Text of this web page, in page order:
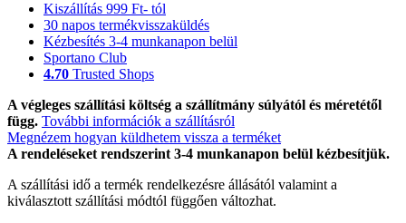
Kiszállítás 999 Ft- tól
30 napos termékvisszaküldés
Kézbesítés 3-4 munkanapon belül
Sportano Club
4.70 Trusted Shops
A végleges szállítási költség a szállítmány súlyától és méretétől
függ. További információk a szállításról
Megnézem hogyan küldhetem vissza a terméket
A rendeléseket rendszerint 3-4 munkanapon belül kézbesítjük.
A szállítási idő a termék rendelkezésre állásától valamint a
kiválasztott szállítási módtól függően változhat.